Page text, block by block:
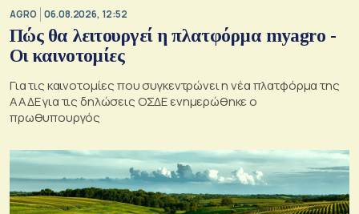
AGRO 06.08.2026, 12:52
Πώς θα λειτουργεί η πλατφόρμα myagro -
Οι καινοτομίες
Για τις καινοτομίες που συγκεντρώνει η νέα πλατφόρμα της
ΑΑΔΕ για τις δηλώσεις ΟΣΔΕ ενημερώθηκε ο
πρωθυπουργός